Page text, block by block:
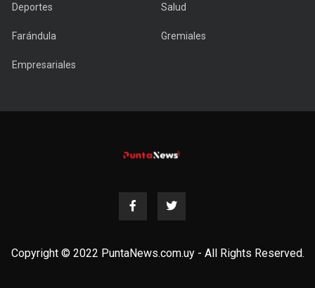
Deportes Salud
Farándula Gremiales
Empresariales
Copyright © 2022 PuntaNews.com.uy - All Rights Reserved.